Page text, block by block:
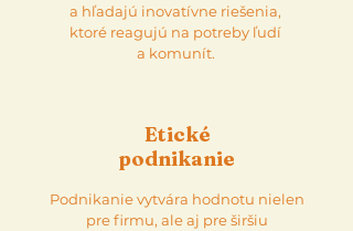
a hľadajú inovatívne riešenia,
ktoré reagujú na potreby ľudí
a komunít.
Etické
podnikanie
Podnikanie vytvára hodnotu nielen
pre firmu, ale aj pre širšiu